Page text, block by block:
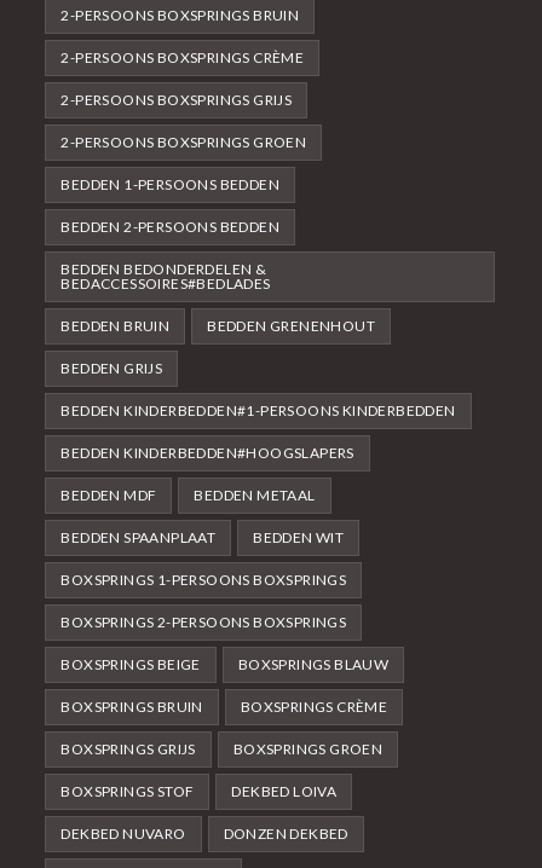
2-PERSOONS BOXSPRINGS BRUIN
2-PERSOONS BOXSPRINGS CRÈME
2-PERSOONS BOXSPRINGS GRIJS
2-PERSOONS BOXSPRINGS GROEN
BEDDEN 1-PERSOONS BEDDEN
BEDDEN 2-PERSOONS BEDDEN
BEDDEN BEDONDERDELEN &
BEDACCESSOIRES#BEDLADES
BEDDEN BRUIN BEDDEN GRENENHOUT
BEDDEN GRIJS
BEDDEN KINDERBEDDEN#1-PERSOONS KINDERBEDDEN
BEDDEN KINDERBEDDEN#HOOGSLAPERS
BEDDEN MDF BEDDEN METAAL
BEDDEN SPAANPLAAT BEDDEN WIT
BOXSPRINGS 1-PERSOONS BOXSPRINGS
BOXSPRINGS 2-PERSOONS BOXSPRINGS
BOXSPRINGS BEIGE BOXSPRINGS BLAUW
BOXSPRINGS BRUIN BOXSPRINGS CRÈME
BOXSPRINGS GRIJS BOXSPRINGS GROEN
BOXSPRINGS STOF DEKBED LOIVA
DEKBED NUVARO DONZEN DEKBED